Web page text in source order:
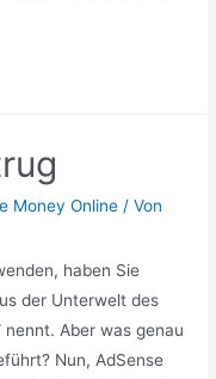
Money Online / Von
haben Sie
der Unterwelt des
nennt. Aber was genau
Nun, AdSense